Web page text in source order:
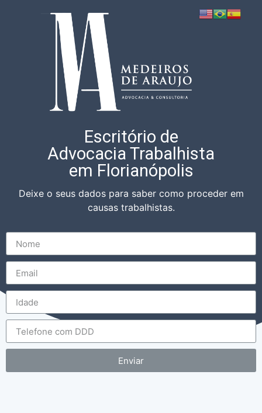
Escritório de
Advocacia Trabalhista
em Florianópolis
Deixe o seus dados para saber como proceder em
causas trabalhistas.
Enviar